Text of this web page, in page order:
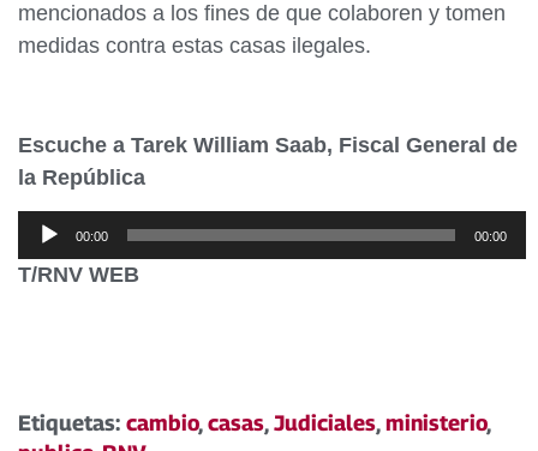
mencionados a los fines de que colaboren y tomen
medidas contra estas casas ilegales.
Escuche a Tarek William Saab, Fiscal General de
la República
Reproductor
de
00:00 00:00
T/RNV WEB
Etiquetas: cambio,casas,Judiciales,ministerio,